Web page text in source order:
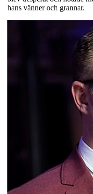
hans vänner och grannar.